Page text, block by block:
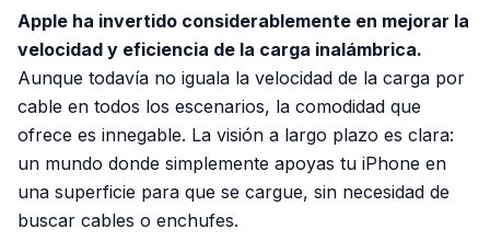
Apple ha invertido considerablemente en mejorar la
velocidad y eficiencia de la carga inalámbrica.
Aunque todavía no iguala la velocidad de la carga por
cable en todos los escenarios, la comodidad que
ofrece es innegable. La visión a largo plazo es clara:
un mundo donde simplemente apoyas tu iPhone en
una superficie para que se cargue, sin necesidad de
buscar cables o enchufes.